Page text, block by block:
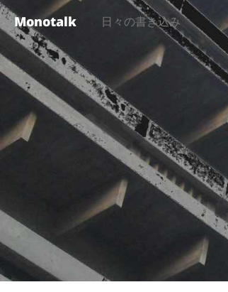
Monotalk 日々の書き込み